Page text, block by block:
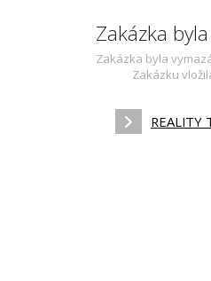
Zakázka
Zakázka byla
Zakázku
REALITY